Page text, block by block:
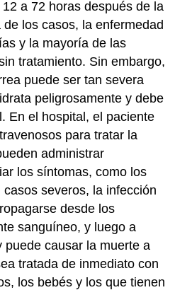
a 72 horas después de la
los casos, la enfermedad
y la mayoría de las
tratamiento. Sin embargo,
puede ser tan severa
peligrosamente y debe
En el hospital, el paciente
para tratar la
administrar
los síntomas, como los
severos, la infección
desde los
sanguíneo, y luego a
puede causar la muerte a
tratada de inmediato con
los bebés y los que tienen